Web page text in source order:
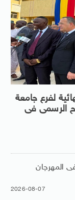
لفرع جامعة
الرسمى فى
المهرجان
2026-08-07